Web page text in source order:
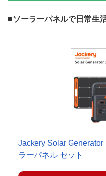
■ソーラーパネルで日常生
Jackery Solar
ラーパネル セット